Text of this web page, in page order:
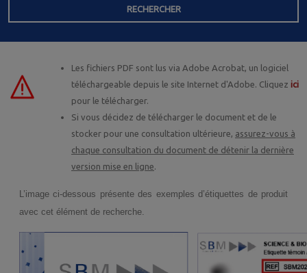
RECHERCHER
Les fichiers PDF sont lus via Adobe Acrobat, un logiciel
téléchargeable depuis le site Internet d'Adobe. Cliquez ici
pour le télécharger.
Si vous décidez de télécharger le document et de le
stocker pour une consultation ultérieure, assurez-vous à
chaque consultation du document de détenir la dernière
version mise en ligne.
L’image ci-dessous présente des exemples d’étiquettes de produit
avec cet élément de recherche.